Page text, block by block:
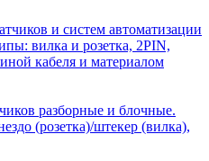
и систем автоматизации
вилка и розетка, 2PIN,
кабеля и материалом
разборные и блочные.
(розетка)/штекер (вилка),